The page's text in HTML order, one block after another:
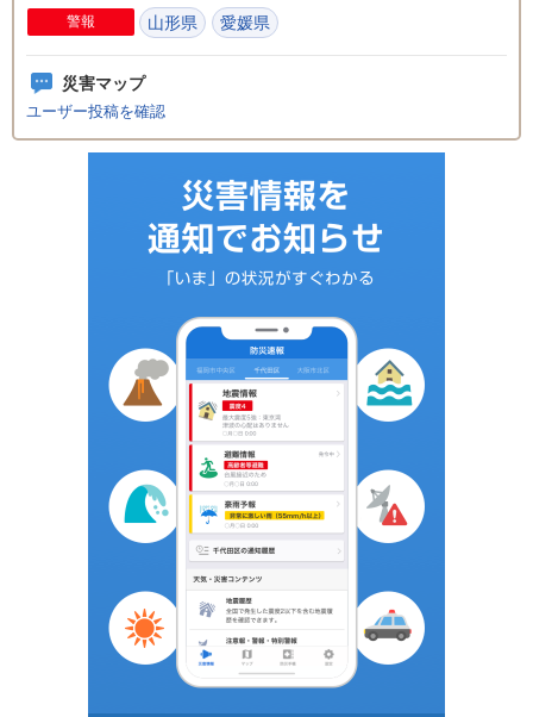
警報 山形県 愛媛県
災害マップ
ユーザー投稿を確認